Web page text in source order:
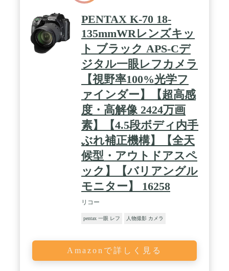
PENTAX K-70 18-
135mmWRレンズキッ
ト ブラック APS-Cデ
ジタル一眼レフカメラ
【視野率100%光学フ
ァインダー】【超高感
度・高解像 2424万画
素】【4.5段ボディ内手
ぶれ補正機構】【全天
候型・アウトドアスペ
ック】【バリアングル
モニター】 16258
リコー
pentax 一眼 レフ 人物撮影 カメラ
Amazonで詳しく見る